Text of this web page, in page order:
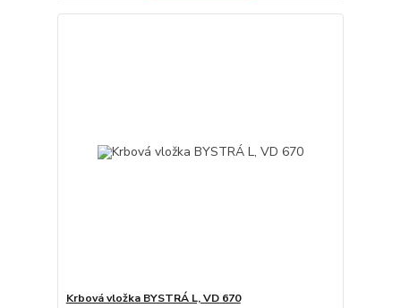
Krbová vložka BYSTRÁ L, VD 670